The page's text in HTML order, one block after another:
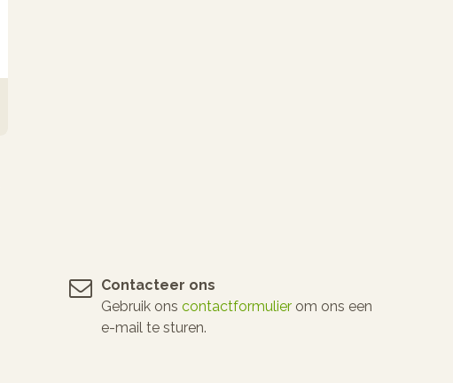
Contacteer ons
Gebruik ons contactformulier om ons een
e-mail te sturen.